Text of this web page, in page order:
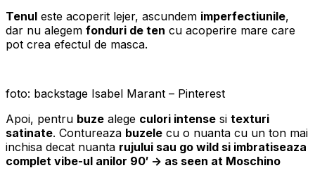
Tenul este acoperit lejer, ascundem imperfectiunile,
dar nu alegem fonduri de ten cu acoperire mare care
pot crea efectul de masca.
foto: backstage Isabel Marant – Pinterest
Apoi, pentru buze alege culori intense si texturi
satinate. Contureaza buzele cu o nuanta cu un ton mai
inchisa decat nuanta rujului sau go wild si imbratiseaza
complet vibe-ul anilor 90′ -> as seen at Moschino